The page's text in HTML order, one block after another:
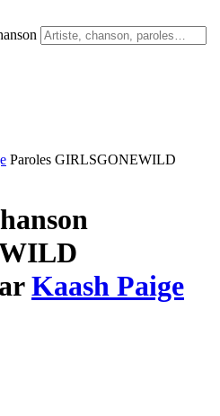
Paroles GIRLSGONEWILD
Kaash Paige